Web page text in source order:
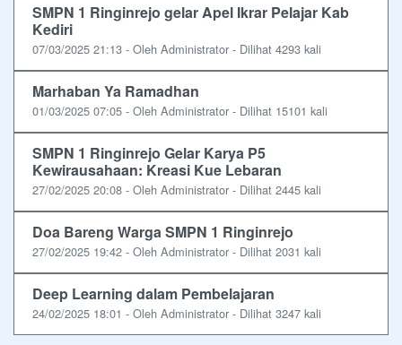
SMPN 1 Ringinrejo gelar Apel Ikrar Pelajar Kab
Kediri
07/03/2025 21:13 - Oleh Administrator - Dilihat 4293 kali
Marhaban Ya Ramadhan
01/03/2025 07:05 - Oleh Administrator - Dilihat 15101 kali
SMPN 1 Ringinrejo Gelar Karya P5
Kewirausahaan: Kreasi Kue Lebaran
27/02/2025 20:08 - Oleh Administrator - Dilihat 2445 kali
Doa Bareng Warga SMPN 1 Ringinrejo
27/02/2025 19:42 - Oleh Administrator - Dilihat 2031 kali
Deep Learning dalam Pembelajaran
24/02/2025 18:01 - Oleh Administrator - Dilihat 3247 kali